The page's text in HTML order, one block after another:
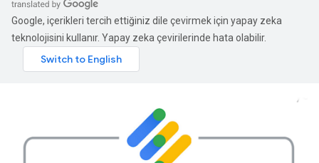
Google, içerikleri tercih ettiğiniz dile çevirmek için yapay zeka
teknolojisini kullanır. Yapay zeka çevirilerinde hata olabilir.